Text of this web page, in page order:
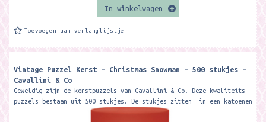
In winkelwagen
Toevoegen aan verlanglijstje
Vintage Puzzel Kerst - Christmas Snowman - 500 stukjes -
Cavallini & Co
Geweldig zijn de kerstpuzzels van Cavallini & Co. Deze kwaliteits
puzzels bestaan uit 500 stukjes. De stukjes zitten in een katoenen